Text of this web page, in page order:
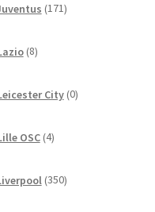
171izdelkov
8izdelkov
City 0izdelkov
OSC 4izdelki
350izdelkov